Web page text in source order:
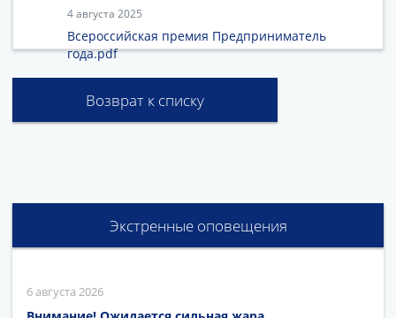
Публичные слушания и общественные обсуждения
Документы
4 августа 2025
Всероссийская премия Предприниматель
года.pdf
Возврат к списку
Экстренные оповещения
6 августа 2026